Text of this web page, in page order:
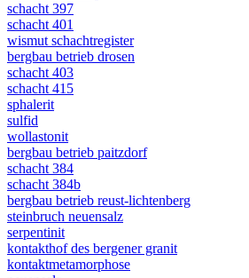
schacht 397
schacht 401
wismut schachtregister
bergbau betrieb drosen
schacht 403
schacht 415
sphalerit
sulfid
wollastonit
bergbau betrieb paitzdorf
schacht 384
schacht 384b
bergbau betrieb reust-lichtenberg
steinbruch neuensalz
serpentinit
kontakthof des bergener granit
kontaktmetamorphose